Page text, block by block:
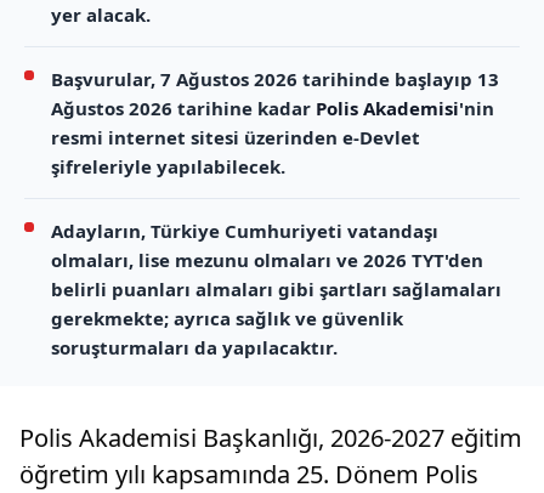
yer alacak.
Başvurular, 7 Ağustos 2026 tarihinde başlayıp 13
Ağustos 2026 tarihine kadar Polis Akademisi'nin
resmi internet sitesi üzerinden e-Devlet
şifreleriyle yapılabilecek.
Adayların, Türkiye Cumhuriyeti vatandaşı
olmaları, lise mezunu olmaları ve 2026 TYT'den
belirli puanları almaları gibi şartları sağlamaları
gerekmekte; ayrıca sağlık ve güvenlik
soruşturmaları da yapılacaktır.
Polis Akademisi Başkanlığı, 2026-2027 eğitim
öğretim yılı kapsamında 25. Dönem Polis